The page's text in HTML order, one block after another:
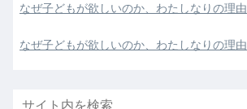
なぜ子どもが欲しいのか、わたしなりの理由
なぜ子どもが欲しいのか、わたしなりの理由